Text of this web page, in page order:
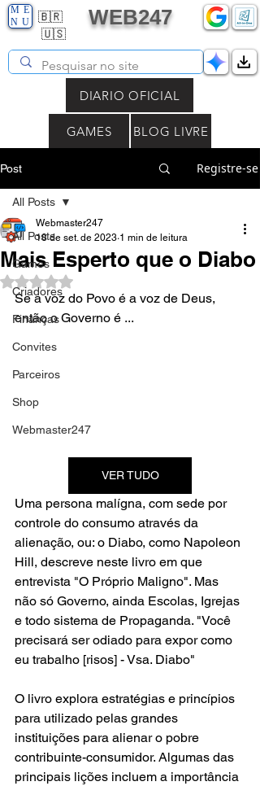
🇧🇷
🇺🇸
ME
NU
WEB247
DIARIO OFICIAL
GAMES BLOG LIVRE
Post Registre-se
All Posts
Games
Criadores
Finanças
Convites
Parceiros
Shop
Webmaster247
All Posts
Mais Esperto que o Diabo
Webmaster247
18 de set. de 2023 1 min de leitura
Avaliado com NaN de 5 estrelas.
Se a voz do Povo é a voz de Deus,
então o Governo é ...
VER TUDO
Uma persona malígna, com sede por
controle do consumo através da
alienação, ou: o Diabo, como Napoleon
Hill, descreve neste livro em que
entrevista "O Próprio Maligno". Mas
não só Governo, ainda Escolas, Igrejas
e todo sistema de Propaganda. "Você
precisará ser odiado para expor como
eu trabalho [risos] - Vsa. Diabo"
O livro explora estratégias e princípios
para utilizado pelas grandes
instituições para alienar o pobre
contribuinte-consumidor. Algumas das
principais lições incluem a importância